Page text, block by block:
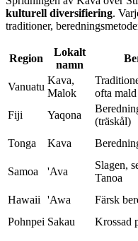
kulturell diversifiering.
traditioner,
Region
Lokalt
namn
Vanuatu
Kava,
Malok
ofta mald
Fiji
Yaqona
(träskål)
Tonga
Kava
Samoa
'Ava
Slagen,
Tanoa
Hawaii
'Awa Färsk
Pohnpei Sakau Krossad